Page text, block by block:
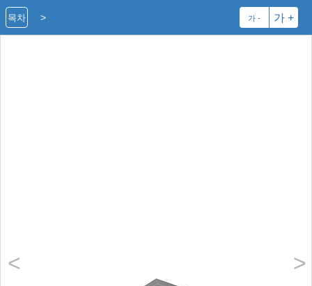
> 가 - 가 +
목차
< >